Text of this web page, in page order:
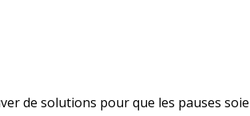
de solutions pour que les pauses